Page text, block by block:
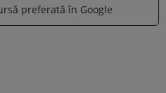
preferată în Google